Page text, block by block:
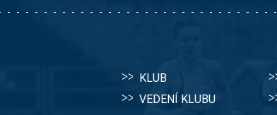
KLUB
VEDENÍ KLUBU